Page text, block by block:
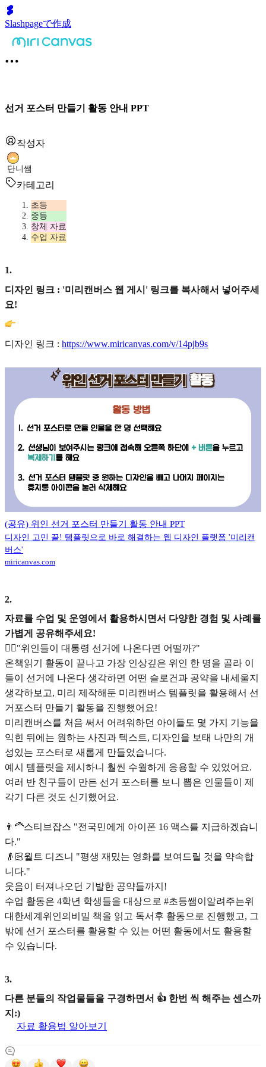
Slashpageで作成
선거 포스터 만들기 활동 안내 PPT
작성자
단니쌤
카테고리
초등
중등
창체 자료
수업 자료
1.
디자인 링크 : '미리캔버스 웹 게시' 링크를 복사해서 넣어주세
요!
디자인 링크 : https://www.miricanvas.com/v/14pjb9s
(공유) 위인 선거 포스터 만들기 활동 안내 PPT
디자인 고민 끝! 템플릿으로 바로 해결하는 웹 디자인 플랫폼 '미리캔
버스'
miricanvas.com
2.
자료를 수업 및 운영에서 활용하시면서 다양한 경험 및 사례를
가볍게 공유해주세요!
🙆‍♀️"위인들이 대통령 선거에 나온다면 어떨까?"
온책읽기 활동이 끝나고 가장 인상깊은 위인 한 명을 골라 이
들이 선거에 나온다 생각하면 어떤 슬로건과 공약을 내세울지
생각하보고, 미리 제작해둔 미리캔버스 템플릿을 활용해서 선
거포스터 만들기 활동을 진행했어요!
미리캔버스를 처음 써서 어려워하던 아이들도 몇 가지 기능을
익힌 뒤에는 원하는 사진과 텍스트, 디자인을 보태 나만의 개
성있는 포스터로 새롭게 만들었습니다.
예시 템플릿을 제시하니 훨씬 수월하게 응용할 수 있었어요.
여러 반 친구들이 만든 선거 포스터를 보니 뽑은 인물들이 제
각기 다른 것도 신기했어요.
👨‍🦰스티브잡스 "전국민에게 아이폰 16 맥스를 지급하겠습니
다."
👴🏻월트 디즈니 "평생 재밌는 영화를 보여드릴 것을 약속합
니다."
웃음이 터져나오던 기발한 공약들까지!
수업 활동은 4학년 학생들을 대상으로 #초등쌤이알려주는위
대한세계위인의비밀 책을 읽고 독서후 활동으로 진행했고, 그
밖에 선거 포스터를 활용할 수 있는 어떤 활동에서도 활용할
수 있습니다.
3.
다른 분들의 작업물들을 구경하면서 👍 한번 씩 해주는 센스까
지:)
자료 활용법 알아보기